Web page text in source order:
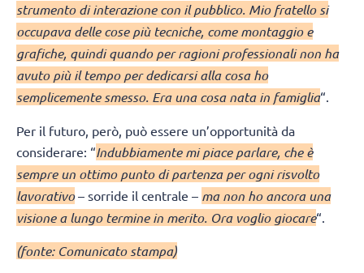
strumento di interazione con il pubblico. Mio fratello si
occupava delle cose più tecniche, come montaggio e
grafiche, quindi quando per ragioni professionali non ha
avuto più il tempo per dedicarsi alla cosa ho
semplicemente smesso. Era una cosa nata in famiglia“.
Per il futuro, però, può essere un’opportunità da
considerare: “Indubbiamente mi piace parlare, che è
sempre un ottimo punto di partenza per ogni risvolto
lavorativo– sorride il centrale – ma non ho ancora una
visione a lungo termine in merito. Ora voglio giocare“.
(fonte: Comunicato stampa)